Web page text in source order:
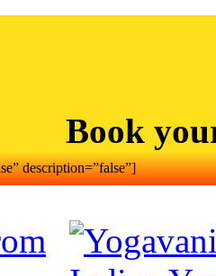
Book
description=”false”]